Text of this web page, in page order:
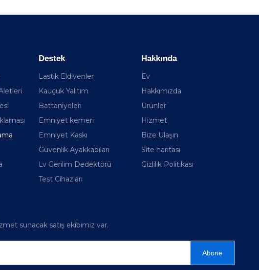
Destek
Lastik Eldivenler
Kauçuk Yalıtım
Battaniyeleri
Emniyet kemeri
Emniyet Kaskı
Güvenlik Ayakkabıları
Lv Gerilim Dedektörü
Test Cihazları
Hakkında
Ev
Hakkımızda
Ürünler
Hizmet
Bize Ulaşın
Site haritası
Gizlilik Politikası
sunacak satış ekibimiz var.
Abone